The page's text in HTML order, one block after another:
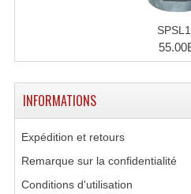
Multi-Effets,
Peripheriques
Portes Voix
Samplers,
INFORMATIONS
Expédition et retours
Remarque sur la confidentialité
Conditions d'utilisation